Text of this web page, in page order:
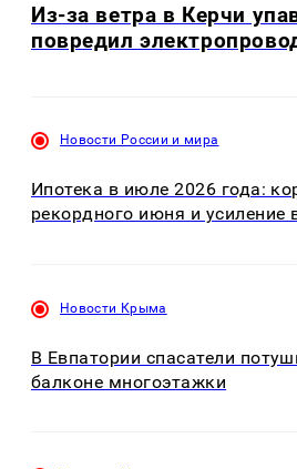
Из-за ветра в Керчи
повредил
Новости России и мира
Ипотека в июле 2026 года:
рекордного июня и усиление
Новости Крыма
В Евпатории спасатели
балконе многоэтажки